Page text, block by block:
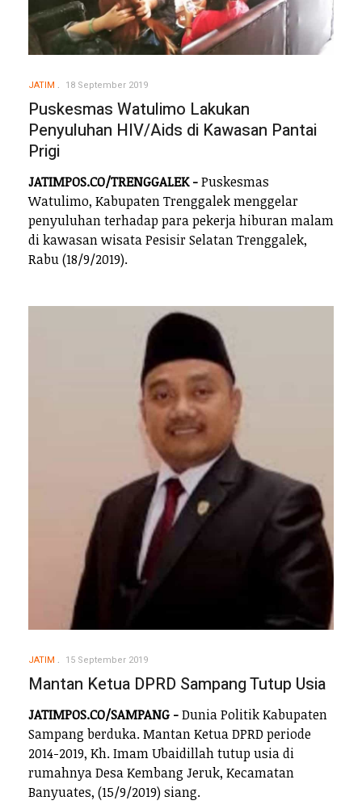
JATIM 18 September 2019
Puskesmas Watulimo Lakukan
Penyuluhan HIV/Aids di Kawasan Pantai
Prigi
JATIMPOS.CO/TRENGGALEK -Puskesmas
Watulimo, Kabupaten Trenggalek menggelar
penyuluhan terhadap para pekerja hiburan malam
di kawasan wisata Pesisir Selatan Trenggalek,
Rabu (18/9/2019).
JATIM 15 September 2019
Mantan Ketua DPRD Sampang Tutup Usia
JATIMPOS.CO/SAMPANG -Dunia Politik Kabupaten
Sampang berduka. Mantan Ketua DPRD periode
2014-2019, Kh. Imam Ubaidillah tutup usia di
rumahnya Desa Kembang Jeruk, Kecamatan
Banyuates, (15/9/2019) siang.